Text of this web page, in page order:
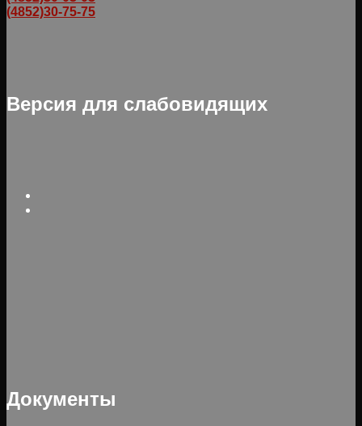
(4852)30-75-75
Версия для слабовидящих
Документы